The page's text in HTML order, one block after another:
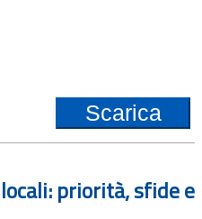
Scarica
priorità, sfide e